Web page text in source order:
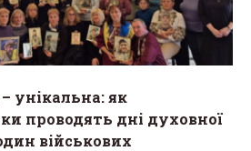
унікальна: як
проводять дні духовної
військових